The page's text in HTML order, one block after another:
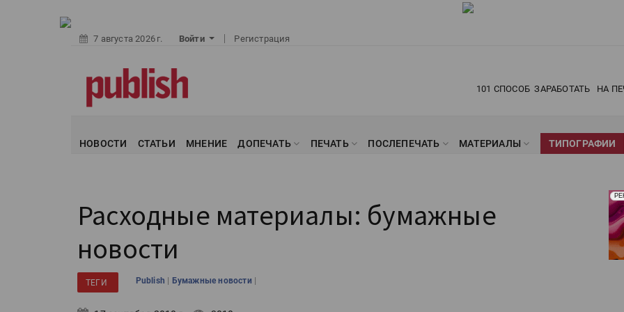
7 августа 2026 г. Войти Регистрация
101 СПОСОБ ЗАРАБОТАТЬ НА
НОВОСТИ СТАТЬИ МНЕНИЕ ДОПЕЧАТЬ ПЕЧАТЬ ПОСЛЕПЕЧАТЬ МАТЕРИАЛЫ ТИПОГРАФИИ
Расходные материалы: бумажные
новости
ТЕГИ Publish | Бумажные новости |